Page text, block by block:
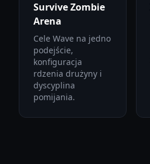
Survive Zombie
Arena
Cele Wave na jedno
podejście,
konfiguracja
rdzenia drużyny i
dyscyplina
pomijania.